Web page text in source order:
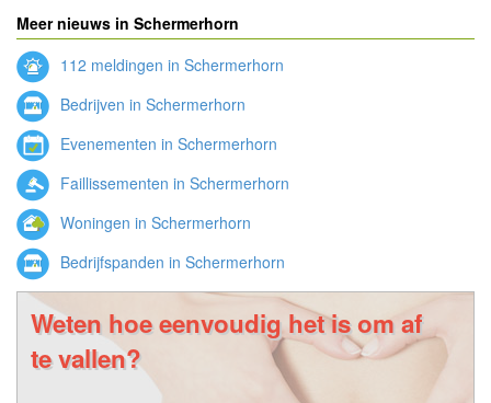
Meer nieuws in Schermerhorn
112 meldingen in Schermerhorn
Bedrijven in Schermerhorn
Evenementen in Schermerhorn
Faillissementen in Schermerhorn
Woningen in Schermerhorn
Bedrijfspanden in Schermerhorn
Weten hoe eenvoudig het is om af
te vallen?